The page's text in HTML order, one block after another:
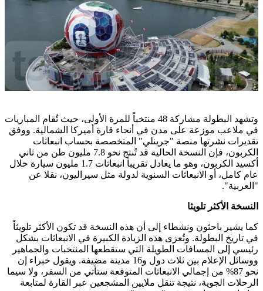
وتشهد البطولة مشاركة 48 منتخباً للمرة الأولى، حيث تُقام المباريات
في ملاعب موزعة على مدن في أنحاء قارة أميركا الشمالية. ووفق
تقديرات نشرتها منصة "جرينلي" المتخصصة بحساب انبعاثات
الكربون، فإن النسخة الحالية قد تُنتج نحو 7.8 مليون طن من ثاني
أكسيد الكربون، وهو ما يعادل تقريباً انبعاثات 1.7 مليون سيارة خلال
عام كامل، أو الانبعاثات السنوية لدولة مثل سيراليون، نقلا عن
"العربية".
النسخة الأكثر تلويثا
كما يشير باحثون ونشطاء إلى أن هذه النسخة قد تكون الأكثر تلويثاً
في تاريخ البطولة. وتُعزى هذه الزيادة الكبيرة في الانبعاثات بشكل
رئيسي إلى المسافات الطويلة التي ستقطعها المنتخبات والجماهير
ووسائل الإعلام بين ثلاث دول و16 مدينة مضيفة. ويقول خبراء إن
نحو 87% من إجمالي الانبعاثات المتوقعة ستأتي من السفر، ولا سيما
الرحلات الجوية، نتيجة تنقل ملايين المشجعين عبر القارة لمتابعة